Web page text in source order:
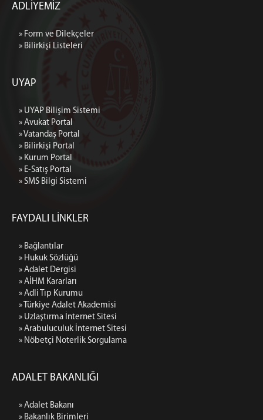
ADLİYEMİZ
» Form ve Dilekçeler
» Bilirkişi Listeleri
UYAP
» UYAP Bilişim Sistemi
» Avukat Portal
» Vatandaş Portal
» Bilirkişi Portal
» Kurum Portal
» E-Satış Portal
» SMS Bilgi Sistemi
FAYDALI LİNKLER
» Bağlantılar
» Hukuk Sözlüğü
» Adalet Dergisi
» AİHM Kararları
» Adli Tıp Kurumu
» Türkiye Adalet Akademisi
» Uzlaştırma İnternet Sitesi
» Arabuluculuk İnternet Sitesi
» Nöbetçi Noterlik Sorgulama
ADALET BAKANLIĞI
» Adalet Bakanı
» Bakanlık Birimleri